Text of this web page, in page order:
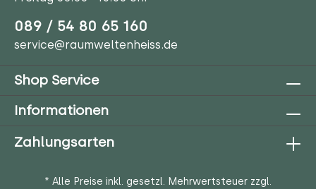
089 / 54 80 65 160
service@raumweltenheiss.de
Shop Service
Informationen
Zahlungsarten
* Alle Preise inkl. gesetzl. Mehrwertsteuer zzgl.